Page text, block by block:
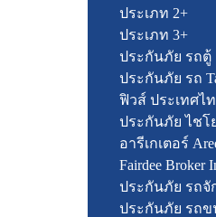
ประเภท 2+
ประเภท 3+
ประกันภัย รถตู้
ประกันภัย รถ
ฟิวส์ ประเทศไ
ประกันภัย ไชโ
อารีเกเตอร์
Fairdee Broker
ประกันภัย รถจั
ประกันภัย รถข